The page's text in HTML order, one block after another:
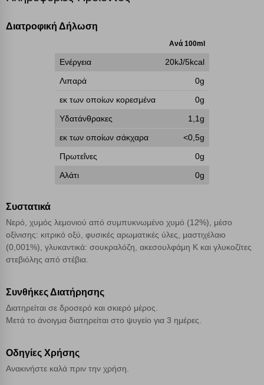
Διατροφική Δήλωση
Ανά 100ml
Ενέργεια
20kJ/5kcal
Λιπαρά
0g
εκ των οποίων κορεσμένα
0g
Υδατάνθρακες
1,1g
εκ των οποίων σάκχαρα
<0,5g
Πρωτεΐνες
0g
Αλάτι
0g
Συστατικά
Νερό, χυμός λεμονιού από συμπυκνωμένο χυμό (12%), μέσο
οξίνισης: κιτρικό οξύ, φυσικές αρωματικές ύλες, μαστιχέλαιο
(0,001%), γλυκαντικά: σουκραλόζη, ακεσουλφάμη Κ και γλυκοζίτες
στεβιόλης από στέβια.
Συνθήκες Διατήρησης
Διατηρείται σε δροσερό και σκιερό μέρος.
Μετά το άνοιγμα διατηρείται στο ψυγείο για 3 ημέρες.
Οδηγίες Χρήσης
Ανακινήστε καλά πριν την χρήση.
γνωρίζετε ότι αποκλεισμός ορισμένων κατηγοριών αρχείων cookies,
μπορεί να επηρεάσει την εμπειρία της περιήγησής σας ή/και της
Δείτε περισσότερα
Λειτουργικά cookies
Απολύτως απαραίτητα cookies Πάντα Ενεργό
Αποθήκευση ρυθμίσεων
Απόρριψη όλων